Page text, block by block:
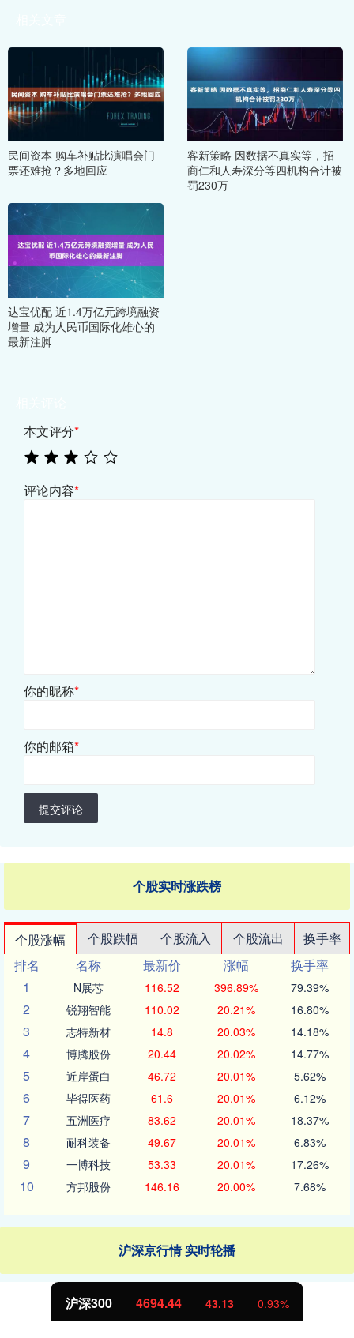
民间资本 购车补贴比演唱会门
票还难抢？多地回应
客新策略 因数据不真实等，招
商仁和人寿深分等四机构合计被
罚230万
达宝优配 近1.4万亿元跨境融资
增量 成为人民币国际化雄心的
最新注脚
本文评分*
评论内容*
你的昵称*
你的邮箱*
提交评论
个股实时涨跌榜
个股涨幅 个股跌幅 个股流入 个股流出
换手率
排名
名称 最新价 涨幅
换手率
1
N展芯 116.52 396.89% 79.39%
2 锐翔智能 110.02 20.21% 16.80%
3 志特新材 14.8 20.03% 14.18%
4 博腾股份 20.44 20.02% 14.77%
5 近岸蛋白 46.72 20.01% 5.62%
6 毕得医药 61.6 20.01% 6.12%
7 五洲医疗 83.62 20.01% 18.37%
8 耐科装备 49.67 20.01% 6.83%
9 一博科技 53.33 20.01% 17.26%
10 方邦股份 146.16 20.00% 7.68%
沪深京行情 实时轮播
北证50 1134.24 11.37 1.01%